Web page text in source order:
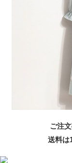
ご注
送料は